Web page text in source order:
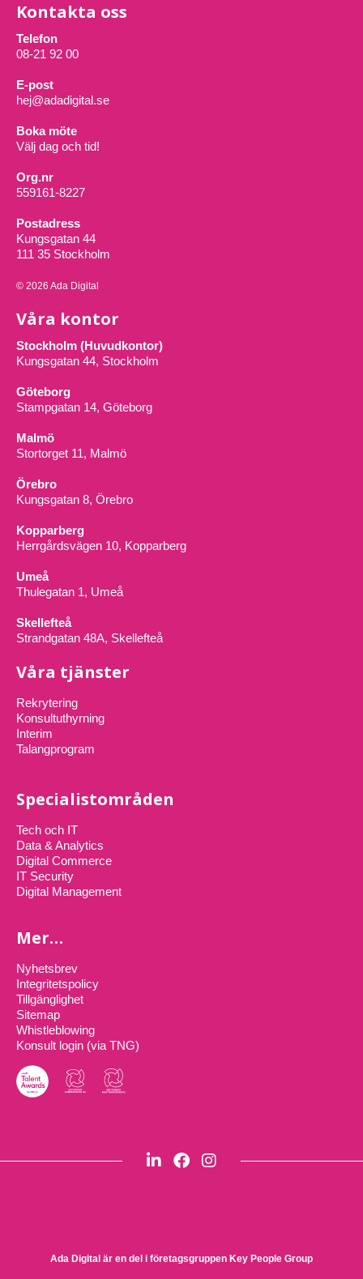
Kontakta oss
Telefon
08-21 92 00
E-post
hej@adadigital.se
Boka möte
Välj dag och tid!
Org.nr
559161-8227
Postadress
Kungsgatan 44
111 35 Stockholm
© 2026 Ada Digital
Våra kontor
Stockholm (Huvudkontor)
Kungsgatan 44, Stockholm
Göteborg
Stampgatan 14, Göteborg
Malmö
Stortorget 11, Malmö
Örebro
Kungsgatan 8, Örebro
Kopparberg
Herrgårdsvägen 10, Kopparberg
Umeå
Thulegatan 1, Umeå
Skellefteå
Strandgatan 48A, Skellefteå
Våra tjänster
Rekrytering
Konsultuthyrning
Interim
Talangprogram
Specialistområden
Tech och IT
Data & Analytics
Digital Commerce
IT Security
Digital Management
Mer…
Nyhetsbrev
Integritetspolicy
Tillgänglighet
Sitemap
Whistleblowing
Konsult login (via TNG)
Ada Digital är en del i företagsgruppen Key People Group